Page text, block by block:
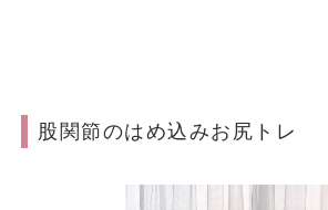
股関節のはめ込みお尻トレ